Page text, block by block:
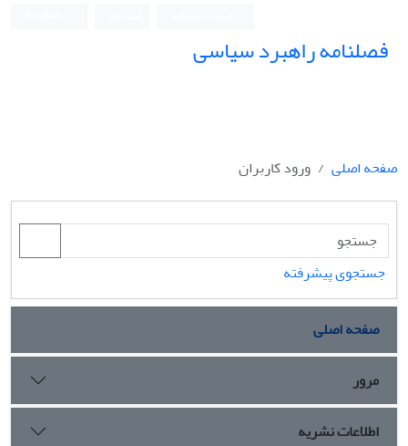
فصلنامه راهبرد سیاسی
صفحه اصلی ورود کاربران
جستجوی پیشرفته
صفحه اصلی
مرور
اطلاعات نشریه